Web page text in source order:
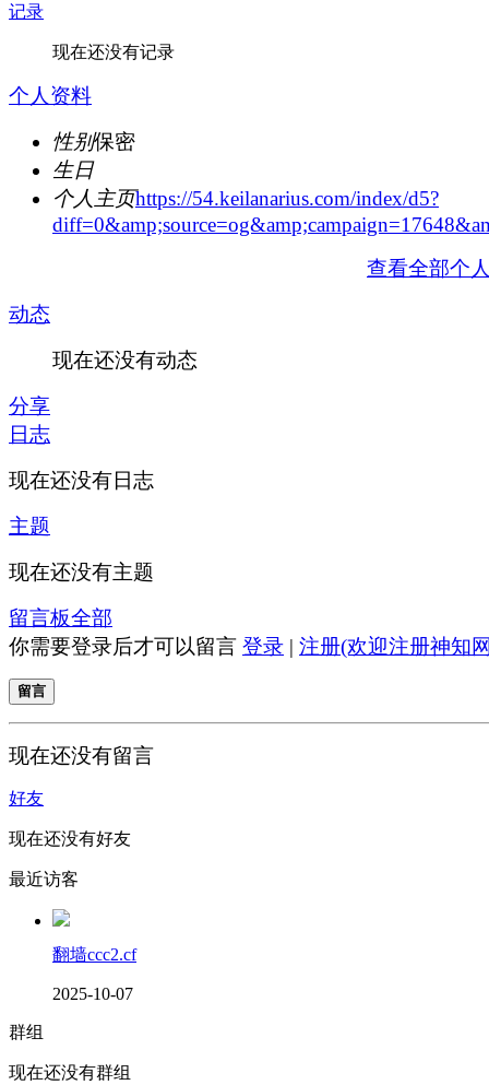
记录
现在还没有记录
个人资料
性别保密
生日
个人主页https://54.keilanarius.com/index/d5?
查看全部个
动态
现在还没有动态
分享
日志
现在还没有日志
主题
现在还没有主题
留言板全部
你需要登录后才可以留言 登录 | 注册(欢迎注册神知
留言
现在还没有留言
好友
现在还没有好友
最近访客
翻墙ccc2.cf
2025-10-07
群组
现在还没有群组